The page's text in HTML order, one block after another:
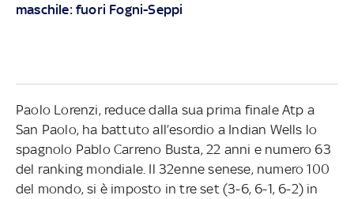
maschile: fuori Fogni-Seppi
Paolo Lorenzi, reduce dalla sua prima finale Atp a
San Paolo, ha battuto all’esordio a Indian Wells lo
spagnolo Pablo Carreno Busta, 22 anni e numero 63
del ranking mondiale. Il 32enne senese, numero 100
del mondo, si è imposto in tre set (3-6, 6-1, 6-2) in